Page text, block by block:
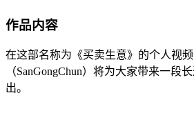
作品内容
在这部名称为《买卖生意》的个人视
（SanGongChun）将为大家带来一段
出。